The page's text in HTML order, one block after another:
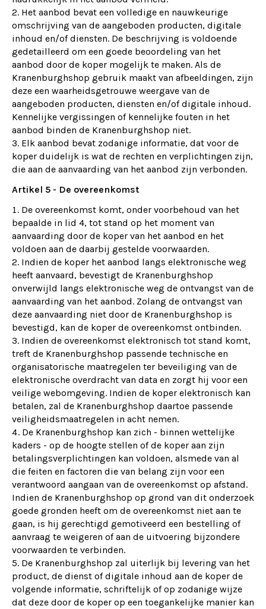
Het aanbod bevat een volledige en nauwkeurige
omschrijving van de aangeboden producten, digitale
inhoud en/of diensten. De beschrijving is voldoende
gedetailleerd om een goede beoordeling van het
aanbod door de koper mogelijk te maken. Als de
Kranenburghshop gebruik maakt van afbeeldingen, zijn
deze een waarheidsgetrouwe weergave van de
aangeboden producten, diensten en/of digitale inhoud.
Kennelijke vergissingen of kennelijke fouten in het
aanbod binden de Kranenburghshop niet.
Elk aanbod bevat zodanige informatie, dat voor de
koper duidelijk is wat de rechten en verplichtingen zijn,
die aan de aanvaarding van het aanbod zijn verbonden.
Artikel 5 - De overeenkomst
De overeenkomst komt, onder voorbehoud van het
bepaalde in lid 4, tot stand op het moment van
aanvaarding door de koper van het aanbod en het
voldoen aan de daarbij gestelde voorwaarden.
Indien de koper het aanbod langs elektronische weg
heeft aanvaard, bevestigt de Kranenburghshop
onverwijld langs elektronische weg de ontvangst van de
aanvaarding van het aanbod. Zolang de ontvangst van
deze aanvaarding niet door de Kranenburghshop is
bevestigd, kan de koper de overeenkomst ontbinden.
Indien de overeenkomst elektronisch tot stand komt,
treft de Kranenburghshop passende technische en
organisatorische maatregelen ter beveiliging van de
elektronische overdracht van data en zorgt hij voor een
veilige webomgeving. Indien de koper elektronisch kan
betalen, zal de Kranenburghshop daartoe passende
veiligheidsmaatregelen in acht nemen.
De Kranenburghshop kan zich - binnen wettelijke
kaders - op de hoogte stellen of de koper aan zijn
betalingsverplichtingen kan voldoen, alsmede van al
die feiten en factoren die van belang zijn voor een
verantwoord aangaan van de overeenkomst op afstand.
Indien de Kranenburghshop op grond van dit onderzoek
goede gronden heeft om de overeenkomst niet aan te
gaan, is hij gerechtigd gemotiveerd een bestelling of
aanvraag te weigeren of aan de uitvoering bijzondere
voorwaarden te verbinden.
De Kranenburghshop zal uiterlijk bij levering van het
product, de dienst of digitale inhoud aan de koper de
volgende informatie, schriftelijk of op zodanige wijze
dat deze door de koper op een toegankelijke manier kan